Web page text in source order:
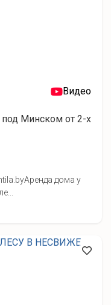
Видео
Минском от 2-х
дома у